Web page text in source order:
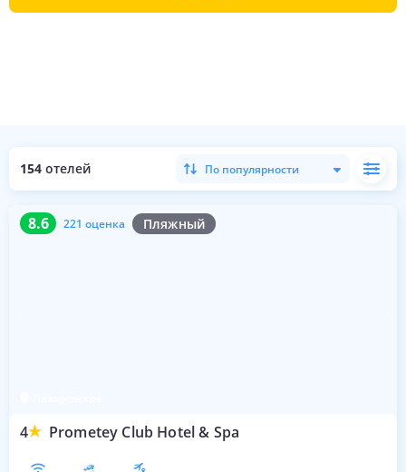
154 отелей По популярности
8.6 221 оценка Пляжный
4 Prometey Club Hotel & Spa
8.6 221 оценка